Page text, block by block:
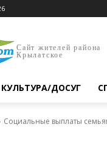
Сайт жителей района
Крылатское
КУЛЬТУРА/ДОСУГ
Социальные выплаты